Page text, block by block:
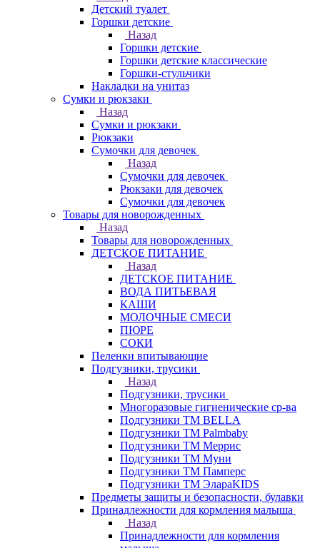
Детский туалет
Горшки детские
Назад
Горшки детские
Горшки детские классические
Горшки-стульчики
Накладки на унитаз
Сумки и рюкзаки
Назад
Сумки и рюкзаки
Рюкзаки
Сумочки для девочек
Назад
Сумочки для девочек
Рюкзаки для девочек
Сумочки для девочек
Товары для новорожденных
Назад
Товары для новорожденных
ДЕТСКОЕ ПИТАНИЕ
Назад
ДЕТСКОЕ ПИТАНИЕ
ВОДА ПИТЬЕВАЯ
КАШИ
МОЛОЧНЫЕ СМЕСИ
ПЮРЕ
СОКИ
Пеленки впитывающие
Подгузники, трусики
Назад
Подгузники, трусики
Многоразовые гигиенические ср-ва
Подгузники ТМ BELLA
Подгузники ТМ Palmbaby
Подгузники ТМ Меррис
Подгузники ТМ Муни
Подгузники ТМ Памперс
Подгузники ТМ ЭлараKIDS
Предметы защиты и безопасности, булавки
Принадлежности для кормления малыша
Назад
Принадлежности для кормления